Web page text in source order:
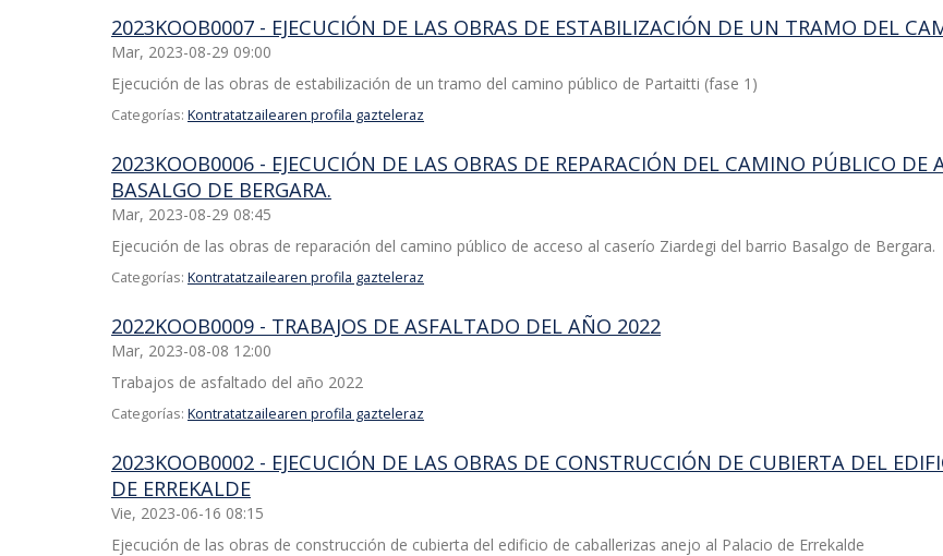
2023KOOB0007 - EJECUCIÓN DE LAS OBRAS DE ESTABILIZACIÓN DE UN TRAMO DEL
Mar, 2023-08-29 09:00
Ejecución de las obras de estabilización de un tramo del camino público de Partaitti (fase 1)
Categorías: Kontratatzailearen profila gazteleraz
2023KOOB0006 - EJECUCIÓN DE LAS OBRAS DE REPARACIÓN DEL CAMINO PÚBLICO DE
BASALGO DE BERGARA.
Mar, 2023-08-29 08:45
Ejecución de las obras de reparación del camino público de acceso al caserío Ziardegi del barrio Basalgo de Bergara.
Categorías: Kontratatzailearen profila gazteleraz
2022KOOB0009 - TRABAJOS DE ASFALTADO DEL AÑO 2022
Mar, 2023-08-08 12:00
Trabajos de asfaltado del año 2022
Categorías: Kontratatzailearen profila gazteleraz
2023KOOB0002 - EJECUCIÓN DE LAS OBRAS DE CONSTRUCCIÓN DE CUBIERTA DEL
DE ERREKALDE
Vie, 2023-06-16 08:15
Ejecución de las obras de construcción de cubierta del edificio de caballerizas anejo al Palacio de Errekalde